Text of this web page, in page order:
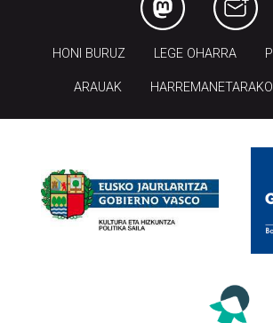
LEGE OHARRA
ARAUAK HARREMANETARAKO